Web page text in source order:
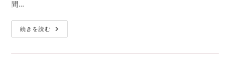
間…
続きを読む